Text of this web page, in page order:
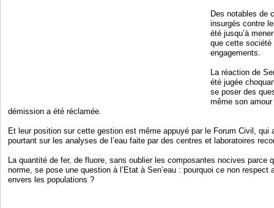
Des notables de
insurgés contre
été jusqu’à
que cette
engagements.
La réaction de
été jugée
se poser des
même son
démission a été réclamée.
Et leur position sur cette gestion est même appuyé par le Forum Civil, qui
pourtant sur les analyses de l’eau faite par des centres et laboratoires
La quantité de fer, de fluore, sans oublier les composantes nocives parce
norme, se pose une question à l’Etat à Sen’eau : pourquoi ce non respect
envers les populations ?